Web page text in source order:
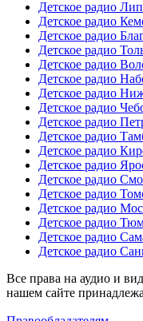
Детское радио
Детское радио
Детское радио
Детское радио
Детское радио
Детское радио
Детское радио
Детское радио
Детское радио
Детское радио
Детское радио
Детское радио
Детское радио
Детское радио
Детское радио
Детское радио
Детское радио
Детское радио
Все права на аудио и
нашем сайте